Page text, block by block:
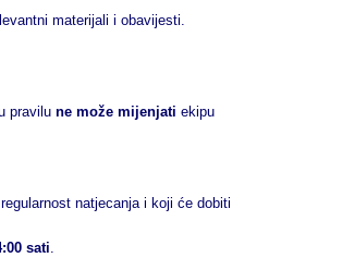
materijali i obavijesti.
pravilu ne može mijenjati ekipu
natjecanja i koji će dobiti
sati.